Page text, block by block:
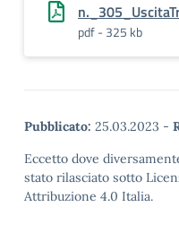
pdf - 325 kb
Pubblicato: 25.03.2023 -
Eccetto dove
stato rilasciato sotto
Attribuzione 4.0 Italia.